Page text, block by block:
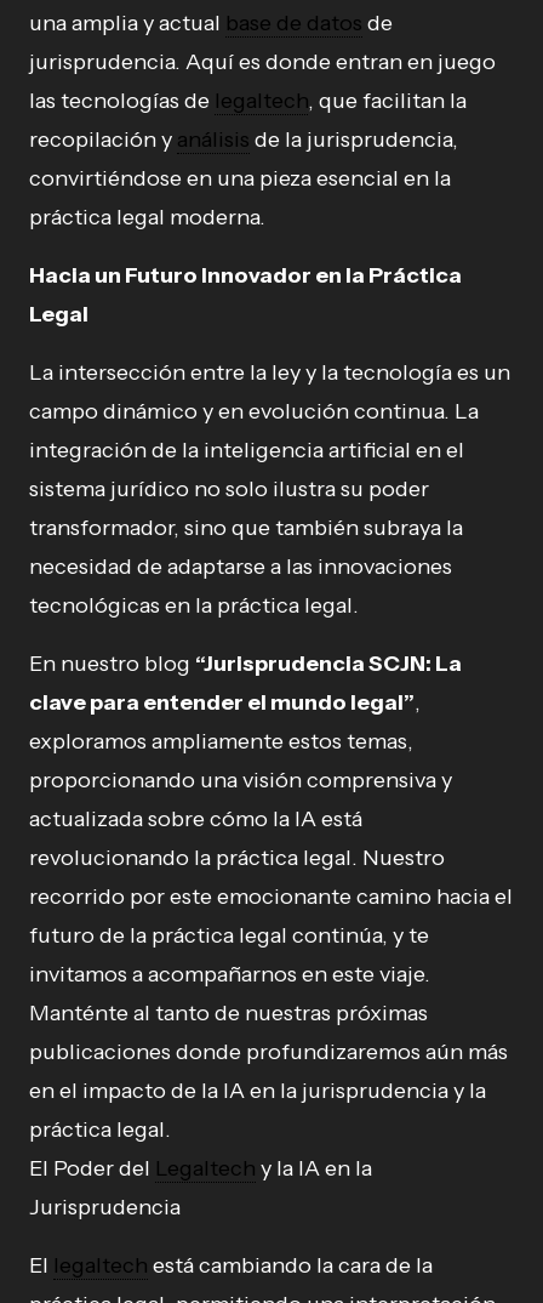
una amplia y actual base de datos de
jurisprudencia. Aquí es donde entran en juego
las tecnologías de legaltech, que facilitan la
recopilación y análisis de la jurisprudencia,
convirtiéndose en una pieza esencial en la
práctica legal moderna.
Hacia un Futuro Innovador en la Práctica
Legal
La intersección entre la ley y la tecnología es un
campo dinámico y en evolución continua. La
integración de la inteligencia artificial en el
sistema jurídico no solo ilustra su poder
transformador, sino que también subraya la
necesidad de adaptarse a las innovaciones
tecnológicas en la práctica legal.
En nuestro blog “Jurisprudencia SCJN: La
clave para entender el mundo legal”,
exploramos ampliamente estos temas,
proporcionando una visión comprensiva y
actualizada sobre cómo la IA está
revolucionando la práctica legal. Nuestro
recorrido por este emocionante camino hacia el
futuro de la práctica legal continúa, y te
invitamos a acompañarnos en este viaje.
Manténte al tanto de nuestras próximas
publicaciones donde profundizaremos aún más
en el impacto de la IA en la jurisprudencia y la
práctica legal.
El Poder del Legaltech y la IA en la
Jurisprudencia
El legaltech está cambiando la cara de la